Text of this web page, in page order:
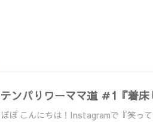
テンパりワーママ道 ＃1『着床
ぽぽ こんにちは！Instagramで『笑っ